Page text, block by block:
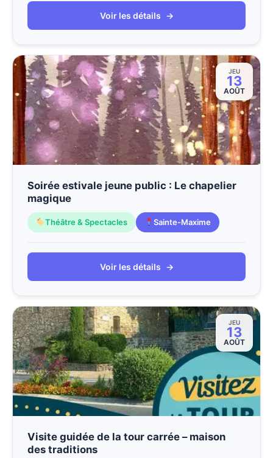
Voir les détails →
JEU
13
AOÛT
Soirée estivale jeune public : Le chapelier
magique
Théâtre & Spectacles Sainte-Maxime
Voir les détails →
JEU
13
AOÛT
Visite guidée de la tour carrée – maison
des traditions